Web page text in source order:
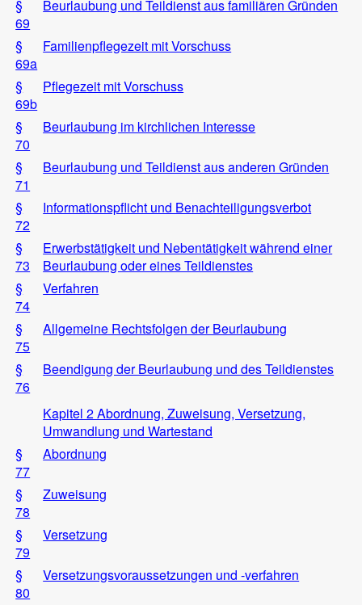
§
69
Beurlaubung und Teildienst aus familiären Gründen
§
69a
Familienpflegezeit mit Vorschuss
§
69b
Pflegezeit mit Vorschuss
§
70
Beurlaubung im kirchlichen Interesse
§
71
Beurlaubung und Teildienst aus anderen Gründen
§
72
Informationspflicht und Benachteiligungsverbot
§
73
Erwerbstätigkeit und Nebentätigkeit während einer
Beurlaubung oder eines Teildienstes
§
74
Verfahren
§
75
Allgemeine Rechtsfolgen der Beurlaubung
§
76
Beendigung der Beurlaubung und des Teildienstes
Kapitel 2 Abordnung, Zuweisung, Versetzung,
Umwandlung und Wartestand
§
77
Abordnung
§
78
Zuweisung
§
79
Versetzung
§
80
Versetzungsvoraussetzungen und -verfahren